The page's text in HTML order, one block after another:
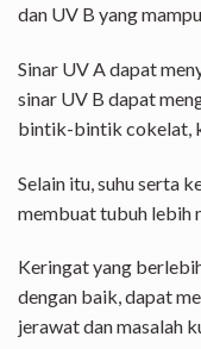
dan UV B yang
Sinar UV A dapat
sinar UV B dapat
bintik-bintik cokelat,
Selain itu, suhu serta
membuat tubuh lebih
Keringat yang
dengan baik, dapat
jerawat dan masalah